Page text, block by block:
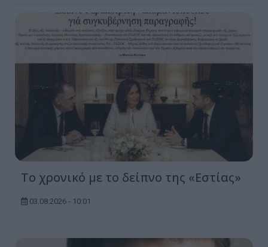
Το χρονικό με το δείπνο της «Εστίας»
03.08.2026 - 10:01